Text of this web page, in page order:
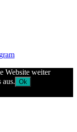
Website weiter
aus. Ok